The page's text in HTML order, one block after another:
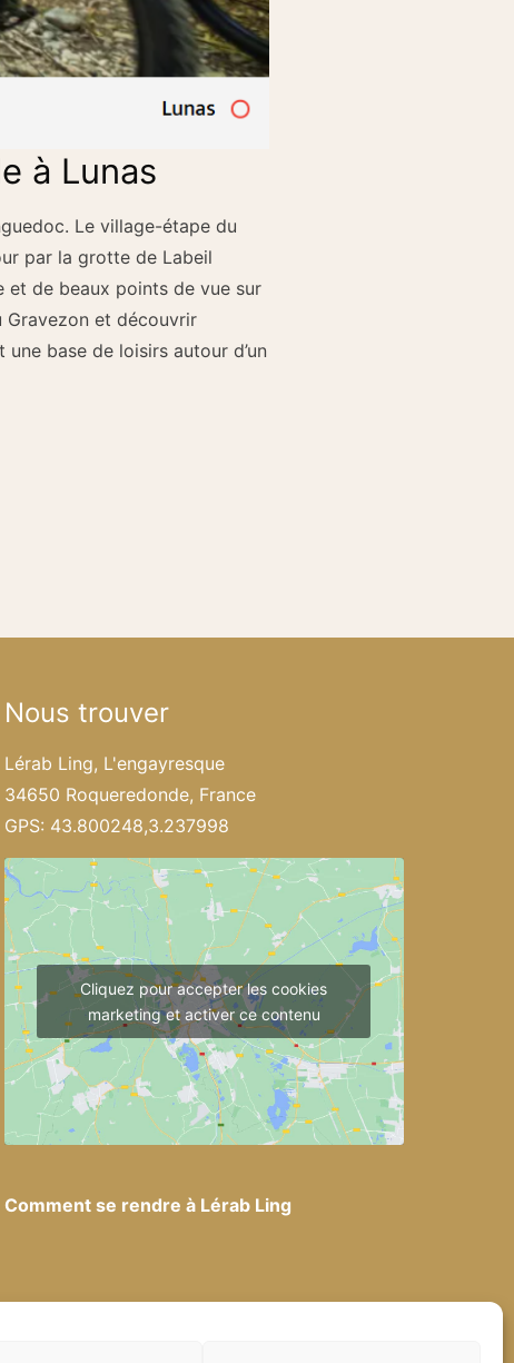
à Lunas
Le village-étape du
par la grotte de Labeil
et de beaux points de vue sur
Gravezon et découvrir
base de loisirs autour d’un
Nous trouver
Lérab Ling, L'engayresque
34650 Roqueredonde, France
GPS: 43.800248,3.237998
Cliquez pour accepter les cookies
marketing et activer ce contenu
Comment se rendre à Lérab Ling